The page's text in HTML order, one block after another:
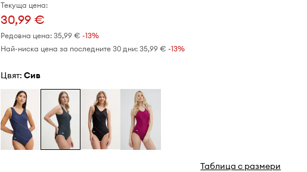
Текуща цена:
30,99 €
Редовна цена: 35,99 € -13%
Най-ниска цена за последните 30 дни: 35,99 € -13%
Цвят: сив
Таблица с размери